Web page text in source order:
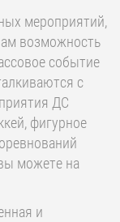
мероприятий,
возможность
событие
с
ДС
фигурное
можете на
и